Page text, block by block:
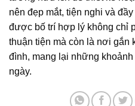
nên đẹp mắt, tiện nghi và
được bố trí hợp lý không chỉ
thuận tiện mà còn là nơi gắn
đình, mang lại những
ngày.